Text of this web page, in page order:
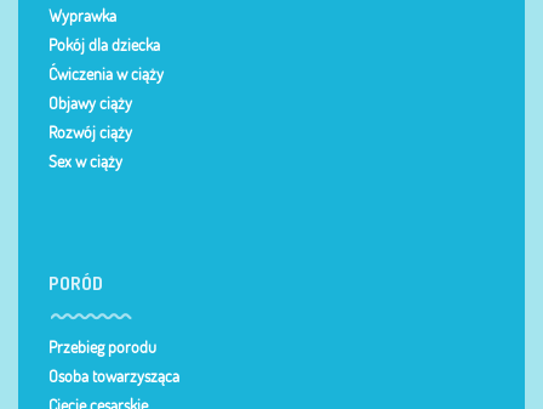
Wyprawka
Pokój dla dziecka
Ćwiczenia w ciąży
Objawy ciąży
Rozwój ciąży
Sex w ciąży
PORÓD
Przebieg porodu
Osoba towarzysząca